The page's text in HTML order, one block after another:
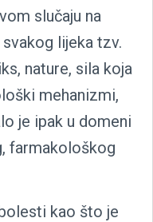
slučaju na
lijeka tzv.
nature, sila koja
mehanizmi,
je ipak u domeni
farmakološkog
kao što je